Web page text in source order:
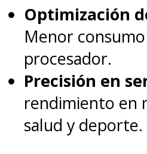
Optimización
Menor
procesador.
Precisión en
rendimiento en
salud y deporte.